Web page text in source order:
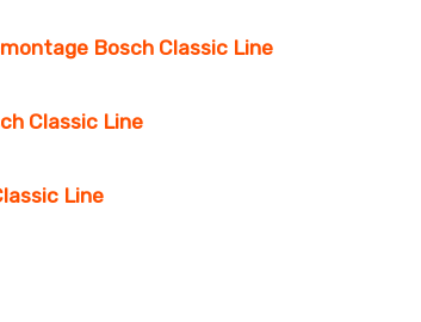
Bosch Classic Line
Classic Line
Line